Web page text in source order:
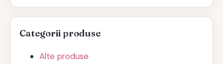
Categorii produse
Alte produse